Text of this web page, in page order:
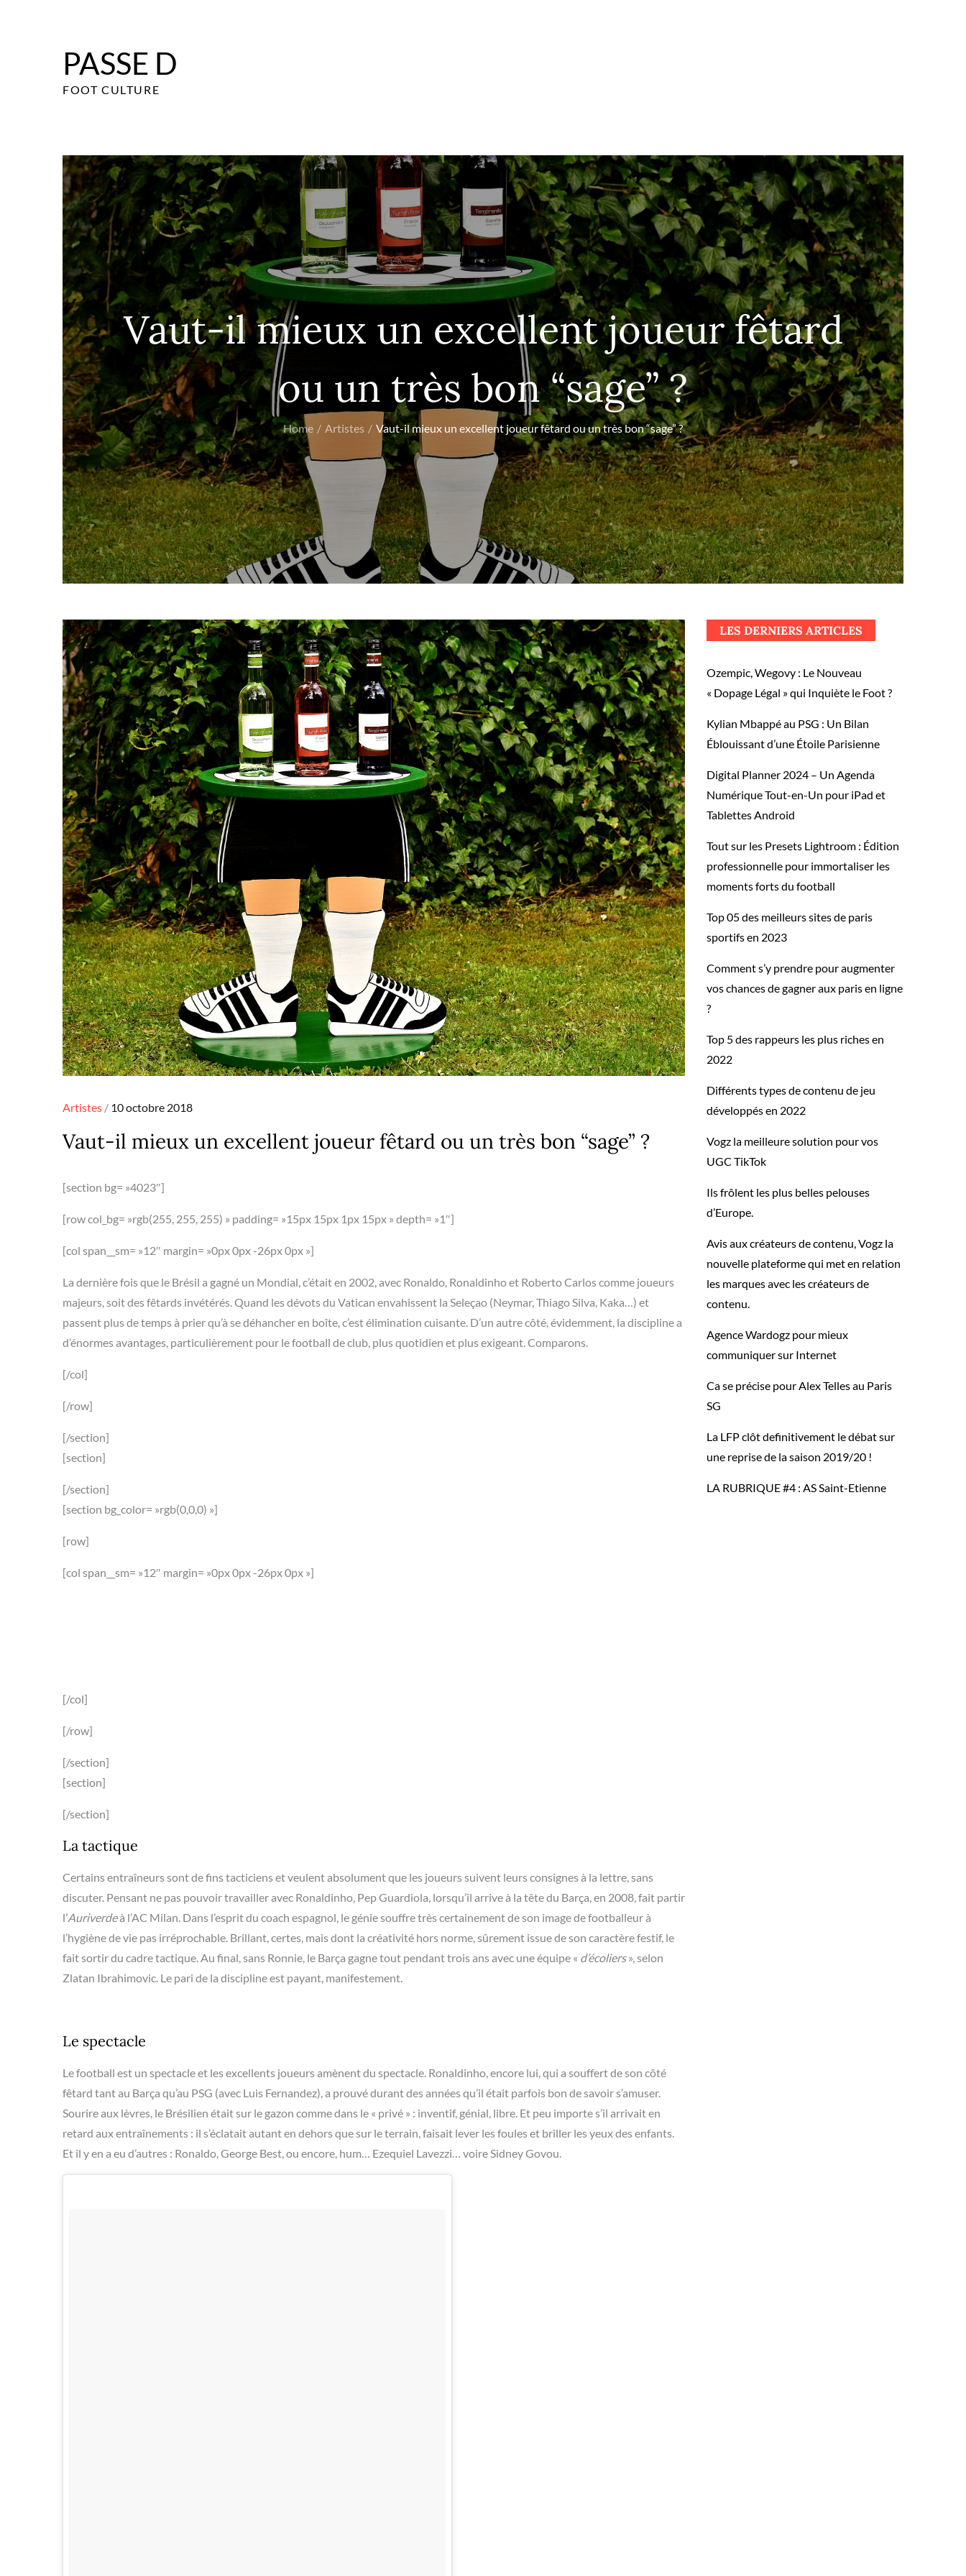
PASSE D
FOOT CULTURE
Vaut-il mieux un excellent joueur fêtard
ou un très bon “sage” ?
Home Artistes Vaut-il mieux un excellent joueur fêtard ou un très bon “sage” ?
Artistes Posted
10 octobre 2018
Vaut-il mieux un excellent joueur fêtard ou un très bon “sage” ?
[section bg= »4023″]
[row col_bg= »rgb(255, 255, 255) » padding= »15px 15px 1px 15px » depth= »1″]
[col span__sm= »12″ margin= »0px 0px -26px 0px »]
La dernière fois que le Brésil a gagné un Mondial, c’était en 2002, avec Ronaldo, Ronaldinho et Roberto Carlos comme joueurs
majeurs, soit des fêtards invétérés. Quand les dévots du Vatican envahissent la Seleçao (Neymar, Thiago Silva, Kaka…) et
passent plus de temps à prier qu’à se déhancher en boîte, c’est élimination cuisante. D’un autre côté, évidemment, la discipline a
d’énormes avantages, particulièrement pour le football de club, plus quotidien et plus exigeant. Comparons.
[/col]
[/row]
[/section]
[section]
[/section]
[section bg_color= »rgb(0,0,0) »]
[row]
[col span__sm= »12″ margin= »0px 0px -26px 0px »]
[/col]
[/row]
[/section]
[section]
[/section]
La tactique
Certains entraîneurs sont de fins tacticiens et veulent absolument que les joueurs suivent leurs consignes à la lettre, sans
discuter. Pensant ne pas pouvoir travailler avec Ronaldinho, Pep Guardiola, lorsqu’il arrive à la tête du Barça, en 2008, fait partir
l’Auriverdeà l’AC Milan. Dans l’esprit du coach espagnol, le génie souffre très certainement de son image de footballeur à
l’hygiène de vie pas irréprochable. Brillant, certes, mais dont la créativité hors norme, sûrement issue de son caractère festif, le
fait sortir du cadre tactique. Au final, sans Ronnie, le Barça gagne tout pendant trois ans avec une équipe « d’écoliers», selon
Zlatan Ibrahimovic. Le pari de la discipline est payant, manifestement.
Le spectacle
Le football est un spectacle et les excellents joueurs amènent du spectacle. Ronaldinho, encore lui, qui a souffert de son côté
fêtard tant au Barça qu’au PSG (avec Luis Fernandez), a prouvé durant des années qu’il était parfois bon de savoir s’amuser.
Sourire aux lèvres, le Brésilien était sur le gazon comme dans le « privé » : inventif, génial, libre. Et peu importe s’il arrivait en
retard aux entraînements : il s’éclatait autant en dehors que sur le terrain, faisait lever les foules et briller les yeux des enfants.
Et il y en a eu d’autres : Ronaldo, George Best, ou encore, hum… Ezequiel Lavezzi… voire Sidney Govou.
LES DERNIERS ARTICLES
Ozempic, Wegovy : Le Nouveau
« Dopage Légal » qui Inquiète le Foot ?
Kylian Mbappé au PSG : Un Bilan
Éblouissant d’une Étoile Parisienne
Digital Planner 2024 – Un Agenda
Numérique Tout-en-Un pour iPad et
Tablettes Android
Tout sur les Presets Lightroom : Édition
professionnelle pour immortaliser les
moments forts du football
Top 05 des meilleurs sites de paris
sportifs en 2023
Comment s’y prendre pour augmenter
vos chances de gagner aux paris en ligne
?
Top 5 des rappeurs les plus riches en
2022
Différents types de contenu de jeu
développés en 2022
Vogz la meilleure solution pour vos
UGC TikTok
Ils frôlent les plus belles pelouses
d’Europe.
Avis aux créateurs de contenu, Vogz la
nouvelle plateforme qui met en relation
les marques avec les créateurs de
contenu.
Agence Wardogz pour mieux
communiquer sur Internet
Ca se précise pour Alex Telles au Paris
SG
La LFP clôt definitivement le débat sur
une reprise de la saison 2019/20 !
LA RUBRIQUE #4 : AS Saint-Etienne